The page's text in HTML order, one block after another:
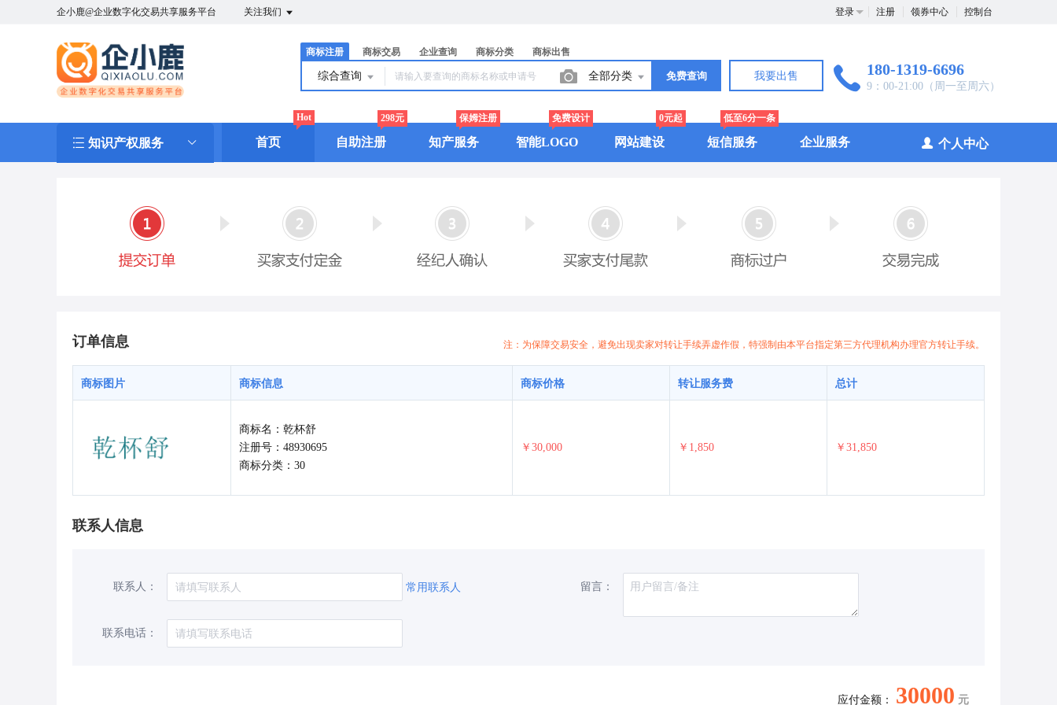
企小鹿@企业数字化交易共享服务平台 关注我们 登录 注册 领券中心 控制台
商标注册 商标交易 企业查询 商标分类 商标出售
综合查询 全部分类 免费查询 我要出售 180-1319-6696
9：00-21:00（周一至周六）
知识产权服务 首页
Hot
自助注册
298元
知产服务
保姆注册
智能LOGO
免费设计
网站建设
0元起
短信服务
低至6分一条
企业服务 个人中心
订单信息 注：为保障交易安全，避免出现卖家对转让手续弄虚作假，特强制由本平台指定第三方代理机构办理官方转让手续。
商标图片 商标信息 商标价格 转让服务费 总计
商标名：乾杯舒
注册号：48930695
商标分类：30
￥30,000 ￥1,850 ￥31,850
联系人信息
联系人： 常用联系人
联系电话：
留言：
应付金额： 30000 元